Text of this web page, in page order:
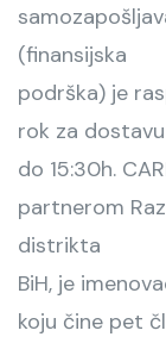
(finansijska
podrška) je
rok za
do 15:30h.
partnerom
distrikta
BiH, je
koju čine pet